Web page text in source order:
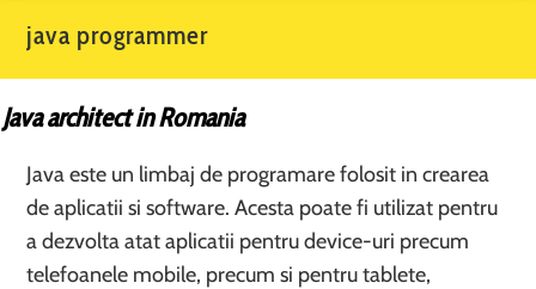
java programmer
Java architect in Romania
Java este un limbaj de programare folosit in crearea
de aplicatii si software. Acesta poate fi utilizat pentru
a dezvolta atat aplicatii pentru device-uri precum
telefoanele mobile, precum si pentru tablete,